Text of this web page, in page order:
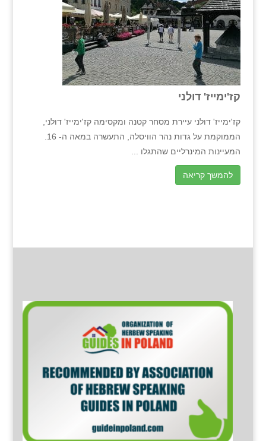
קז'ימייז' דולני
קז'ימייז' דולני עיירת מסחר קטנה ומקסימה קז'ימייז' דולני,
הממוקמת על גדות נהר הוויסלה, התעשרה במאה ה- 16.
המעיינות המינרליים שהתגלו ...
להמשך קריאה